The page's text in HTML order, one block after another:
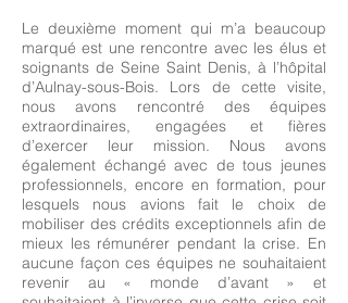
Le deuxième moment qui m’a beaucoup
marqué est une rencontre avec les élus et
soignants de Seine Saint Denis, à l’hôpital
d’Aulnay-sous-Bois. Lors de cette visite,
nous avons rencontré des équipes
extraordinaires, engagées et fières
d’exercer leur mission. Nous avons
également échangé avec de tous jeunes
professionnels, encore en formation, pour
lesquels nous avions fait le choix de
mobiliser des crédits exceptionnels afin de
mieux les rémunérer pendant la crise. En
aucune façon ces équipes ne souhaitaient
revenir au « monde d’avant » et